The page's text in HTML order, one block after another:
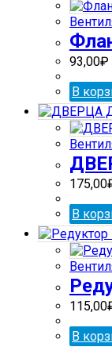
93,00₽
В
175,00
В
115,00
В